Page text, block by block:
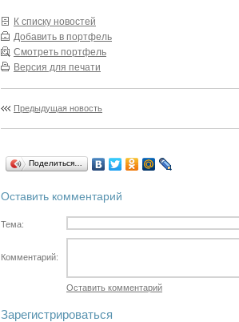
К списку новостей
Добавить в портфель
Смотреть портфель
Версия для печати
Предыдущая новость
Поделиться…
Оставить комментарий
Тема:
Комментарий:
Оставить комментарий
Зарегистрироваться